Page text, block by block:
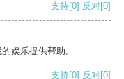
支持[0] 反对[0]
娱乐提供帮助。
支持[0] 反对[0]